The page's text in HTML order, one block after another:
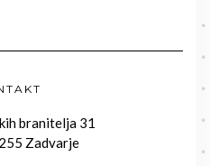
branitelja 31
Zadvarje